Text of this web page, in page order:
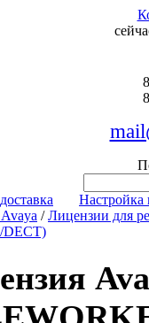
Настройка
/Лицензии для
DECT)